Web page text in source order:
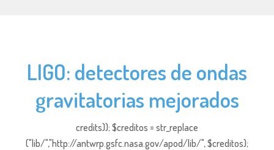
LIGO: detectores de ondas
gravitatorias mejorados
credits)); $creditos = str_replace
("lib/","http://antwrp.gsfc.nasa.gov/apod/lib/", $creditos);